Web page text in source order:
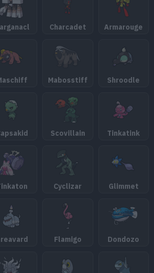
Charcadet Armarouge
Mabosstiff Shroodle
Scovillain Tinkatink
Cyclizar Glimmet
Flamigo Dondozo